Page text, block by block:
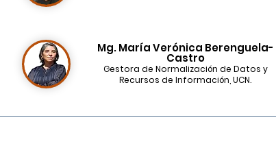
Mg. María Verónica Berenguela-
Castro
Gestora de Normalización de Datos y
Recursos de Información, UCN.